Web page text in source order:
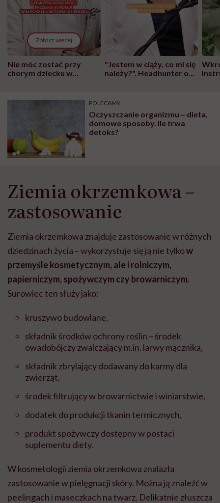
Zobacz więcej
Nie móc zostać przy
chorym dziecku w
może chyba tylko
głupota i brak
wyobraźni"
"Jestem w ciąży, co mi się
należy?". Headhunter o
pracy
POLECAMY
Oczyszczanie organizmu – dieta,
domowe sposoby. Ile trwa
detoks?
Ziemia okrzemkowa –
zastosowanie
Ziemia okrzemkowa znajduje zastosowanie w różnych
dziedzinach życia – wykorzystuje się ją nie tylkow
przemyśle kosmetycznym, ale i rolniczym,
papierniczym, spożywczym czy browarniczym.
Surowiec ten służy jako:
kruszywo budowlane,
składnik środków ochrony roślin – środek
owadobójczy zwalczający m.in. larwy mącznika,
składnik zbrylający dodawany do karmy dla
zwierząt,
środek filtrujący w browarnictwie i winiarstwie,
dodatek do produkcji tkanin termicznych,
produkt spożywczy dostępny w postaci
suplementu diety.
W kosmetologii ziemia okrzemkowa znalazła
zastosowanie w pielęgnacji skóry. Można ją znaleźć w
peelingach i maseczkach na twarz. Delikatnie złuszcza